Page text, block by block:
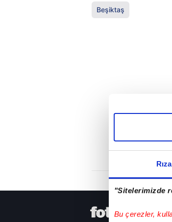
Rıza
"Sitelerimizde
Bu çerezler,
Beşiktaş